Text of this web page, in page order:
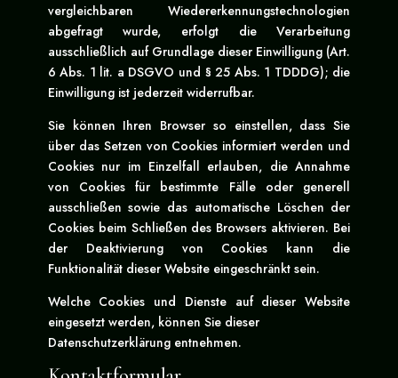
vergleichbaren Wiedererkennungstechnologien
abgefragt wurde, erfolgt die Verarbeitung
ausschließlich auf Grundlage dieser Einwilligung (Art.
6 Abs. 1 lit. a DSGVO und § 25 Abs. 1 TDDDG); die
Einwilligung ist jederzeit widerrufbar.
Sie können Ihren Browser so einstellen, dass Sie
über das Setzen von Cookies informiert werden und
Cookies nur im Einzelfall erlauben, die Annahme
von Cookies für bestimmte Fälle oder generell
ausschließen sowie das automatische Löschen der
Cookies beim Schließen des Browsers aktivieren. Bei
der Deaktivierung von Cookies kann die
Funktionalität dieser Website eingeschränkt sein.
Welche Cookies und Dienste auf dieser Website
eingesetzt werden, können Sie dieser
Datenschutzerklärung entnehmen.